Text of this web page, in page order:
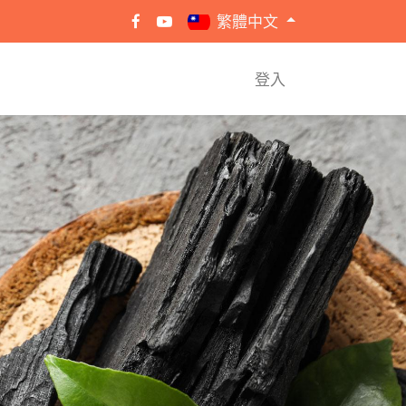
繁體中文
登入